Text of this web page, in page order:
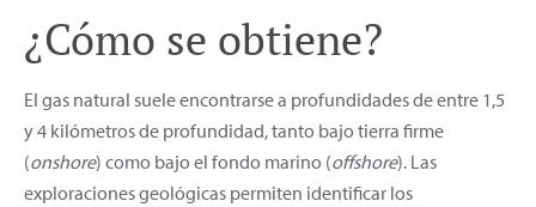
¿Cómo se obtiene?
El gas natural suele encontrarse a profundidades de entre 1,5
y 4 kilómetros de profundidad, tanto bajo tierra firme
(onshore) como bajo el fondo marino (offshore). Las
exploraciones geológicas permiten identificar los